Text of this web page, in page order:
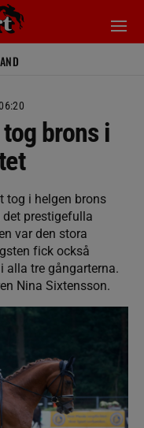
brons i
tog i helgen brons
prestigefulla
var den stora
fick också
alla tre gångarterna.
Nina Sixtensson.